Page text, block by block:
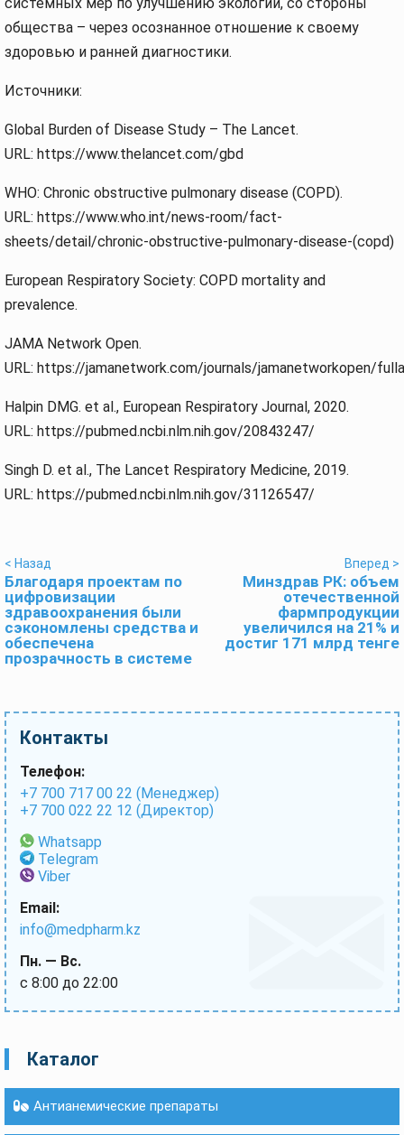
общества – через осознанное отношение к своему
здоровью и ранней диагностики.
Источники:
Global Burden of Disease Study – The Lancet.
URL: https://www.thelancet.com/gbd
WHO: Chronic obstructive pulmonary disease (COPD).
URL: https://www.who.int/news-room/fact-
sheets/detail/chronic-obstructive-pulmonary-disease-(copd)
European Respiratory Society: COPD mortality and
prevalence.
JAMA Network Open.
URL: https://jamanetwork.com/journals/jamanetworkopen/
Halpin DMG. et al., European Respiratory Journal, 2020.
URL: https://pubmed.ncbi.nlm.nih.gov/20843247/
Singh D. et al., The Lancet Respiratory Medicine, 2019.
URL: https://pubmed.ncbi.nlm.nih.gov/31126547/
< Назад
Благодаря проектам по
цифровизации
здравоохранения были
сэкономлены средства и
обеспечена
прозрачность в системе
Вперед >
Минздрав РК: объем
отечественной
фармпродукции
увеличился на 21% и
достиг 171 млрд тенге
Контакты
Телефон:
+7 700 717 00 22 (Менеджер)
+7 700 022 22 12 (Директор)
Whatsapp
Telegram
Viber
Email:
info@medpharm.kz
Пн. — Вс.
с 8:00 до 22:00
Каталог
Антианемические препараты